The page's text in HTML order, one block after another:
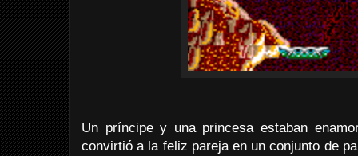
Un príncipe y una princesa estaban
convirtió a la feliz pareja en un conjunto de